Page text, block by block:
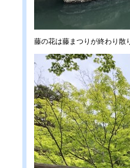
藤の花は藤まつりが終わり散